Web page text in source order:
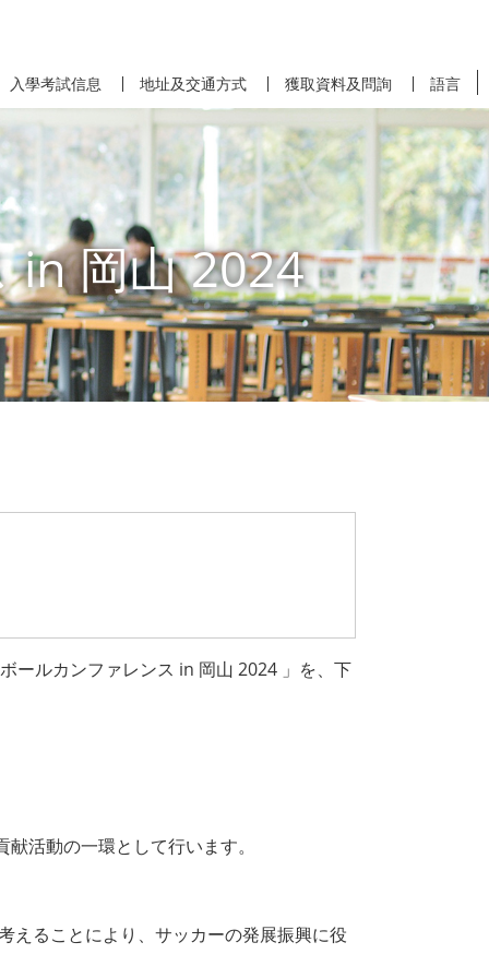
入學考試信息 地址及交通方式 獲取資料及問詢 語言
in 岡山 2024
ールカンファレンス in 岡山 2024 」を、下
活動の一環として行います。
ことにより、サッカーの発展振興に役